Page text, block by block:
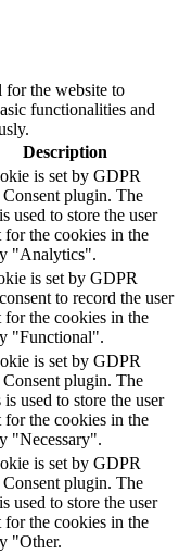
for the website to
functionalities and
Description
is set by GDPR
plugin. The
used to store the user
for the cookies in the
"Analytics".
is set by GDPR
to record the user
for the cookies in the
"Functional".
is set by GDPR
plugin. The
used to store the user
for the cookies in the
"Necessary".
is set by GDPR
plugin. The
used to store the user
for the cookies in the
"Other.